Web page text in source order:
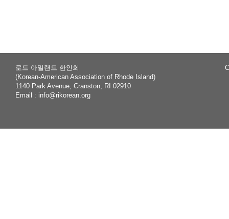
로드 아일랜드 한인회
(Korean-American Association of Rhode Island)
1140 Park Avenue, Cranston, RI 02910
Email : info@rikorean.org